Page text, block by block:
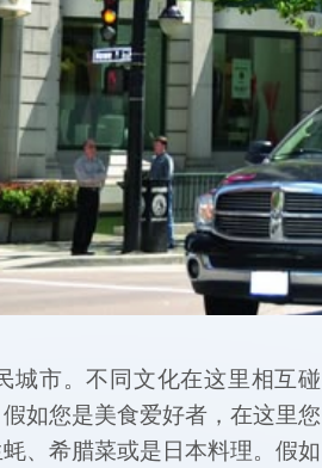
城市。不同文化在这里相互碰
如您是美食爱好者，在这里您
、希腊菜或是日本料理。假如